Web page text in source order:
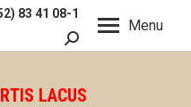
Menu
83 41 08-1
Search:
LACUS